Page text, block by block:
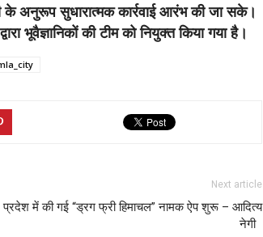
के अनुरूप सुधारात्मक कार्रवाई आरंभ की जा सके।
भूवैज्ञानिकों की टीम को नियुक्त किया गया है।
Next article
प्रदेश में की गई “ड्रग फ्री हिमाचल” नामक ऐप शुरू – आदित्य
नेगी